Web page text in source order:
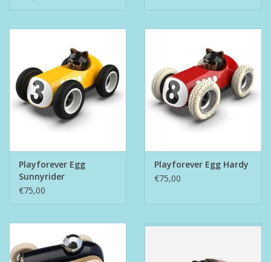
Playforever Egg
Sunnyrider
€75,00
Playforever Egg Hardy
€75,00